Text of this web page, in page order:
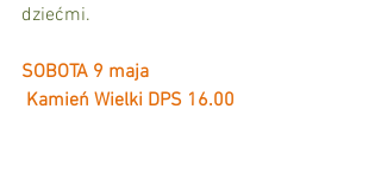
dziećmi.
SOBOTA 9 maja
Kamień Wielki DPS 16.00